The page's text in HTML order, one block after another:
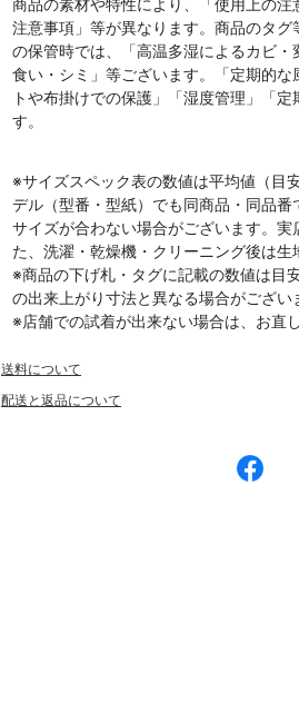
商品の素材や特性により、「使用上の
注意事項」等が異なります。商品のタ
の保管時では、「高温多湿によるカビ
食い・シミ」等ございます。「定期的
トや布掛けでの保護」「湿度管理」「
す。
※サイズスペック表の数値は平均値（目
デル（型番・型紙）でも同商品・同品
サイズが合わない場合がございます。
た、洗濯・乾燥機・クリーニング後は生
※商品の下げ札・タグに記載の数値は目
の出来上がり寸法と異なる場合がござい
※店舗での試着が出来ない場合は、お直
送料について
配送と返品について